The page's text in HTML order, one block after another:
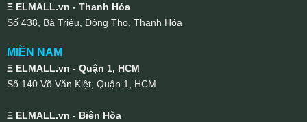
Ξ ELMALL.vn - Thanh Hóa
Số 438, Bà Triệu, Đông Thọ, Thanh Hóa
MIỀN NAM
Ξ ELMALL.vn - Quận 1, HCM
Số 140 Võ Văn Kiệt, Quận 1, HCM
Ξ ELMALL.vn - Biên Hòa